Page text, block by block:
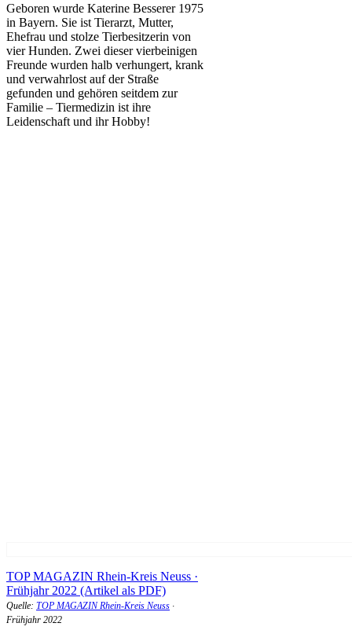
Geboren wurde Katerine Besserer 1975
in Bayern. Sie ist Tierarzt, Mutter,
Ehefrau und stolze Tierbesitzerin von
vier Hunden. Zwei dieser vierbeinigen
Freunde wurden halb verhungert, krank
und verwahrlost auf der Straße
gefunden und gehören seitdem zur
Familie – Tiermedizin ist ihre
Leidenschaft und ihr Hobby!
TOP MAGAZIN Rhein-Kreis Neuss ·
Frühjahr 2022 (Artikel als PDF)
Quelle: TOP MAGAZIN Rhein-Kreis Neuss ·
Frühjahr 2022